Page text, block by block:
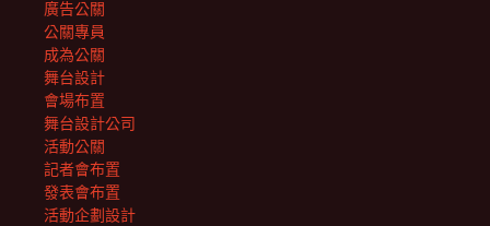
廣告公關
公關專員
成為公關
舞台設計
會場布置
舞台設計公司
活動公關
記者會布置
發表會布置
活動企劃設計